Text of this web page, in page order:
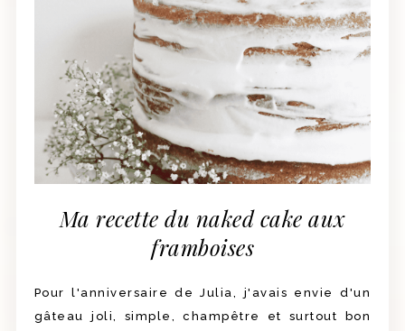
Ma recette du naked cake aux
framboises
Pour l'anniversaire de Julia, j'avais envie d'un
gâteau joli, simple, champêtre et surtout bon